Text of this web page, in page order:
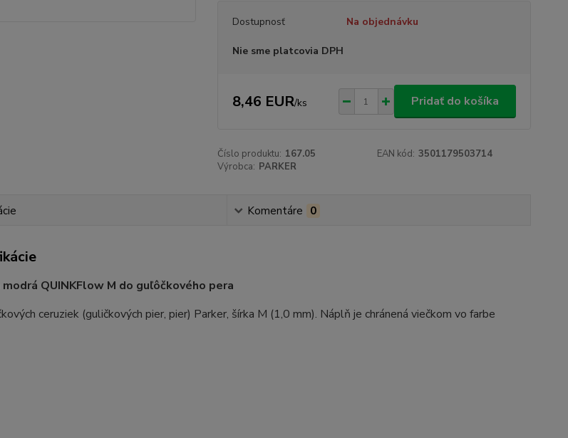
Dostupnosť Na objednávku
Nie sme platcovia DPH
8,46 EUR/ks Pridať do košíka
Číslo produktu: 167.05 EAN kód: 3501179503714
Výrobca: PARKER
Komentáre 0
modrá QUINKFlow M do guľôčkového pera
ceruziek (guličkových pier, pier) Parker, šírka M (1,0 mm). Náplň je chránená viečkom vo farbe